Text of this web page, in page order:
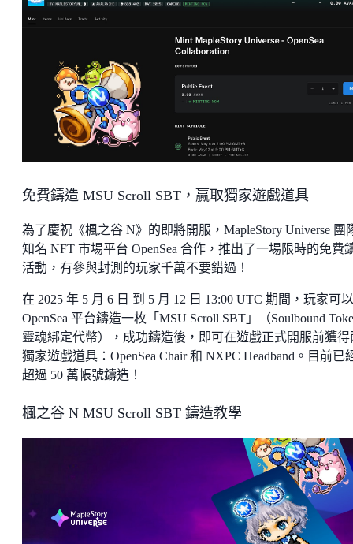
免費鑄造 MSU Scroll SBT，贏取獨家遊戲道具
為了慶祝《楓之谷 N》的即將開服，MapleStory Universe 團
知名 NFT 市場平台 OpenSea 合作，推出了一場限時的免費
活動，有參與封測的玩家千萬不要錯過！
在 2025 年 5 月 6 日 到 5 月 12 日 13:00 UTC 期間，玩家可
OpenSea 平台鑄造一枚「MSU Scroll SBT」（Soulbound
靈魂綁定代幣），成功鑄造後，即可在遊戲正式開服前獲得
獨家遊戲道具：OpenSea Chair 和 NXPC Headband。目前已
超過 50 萬帳號鑄造！
楓之谷 N MSU Scroll SBT 鑄造教學